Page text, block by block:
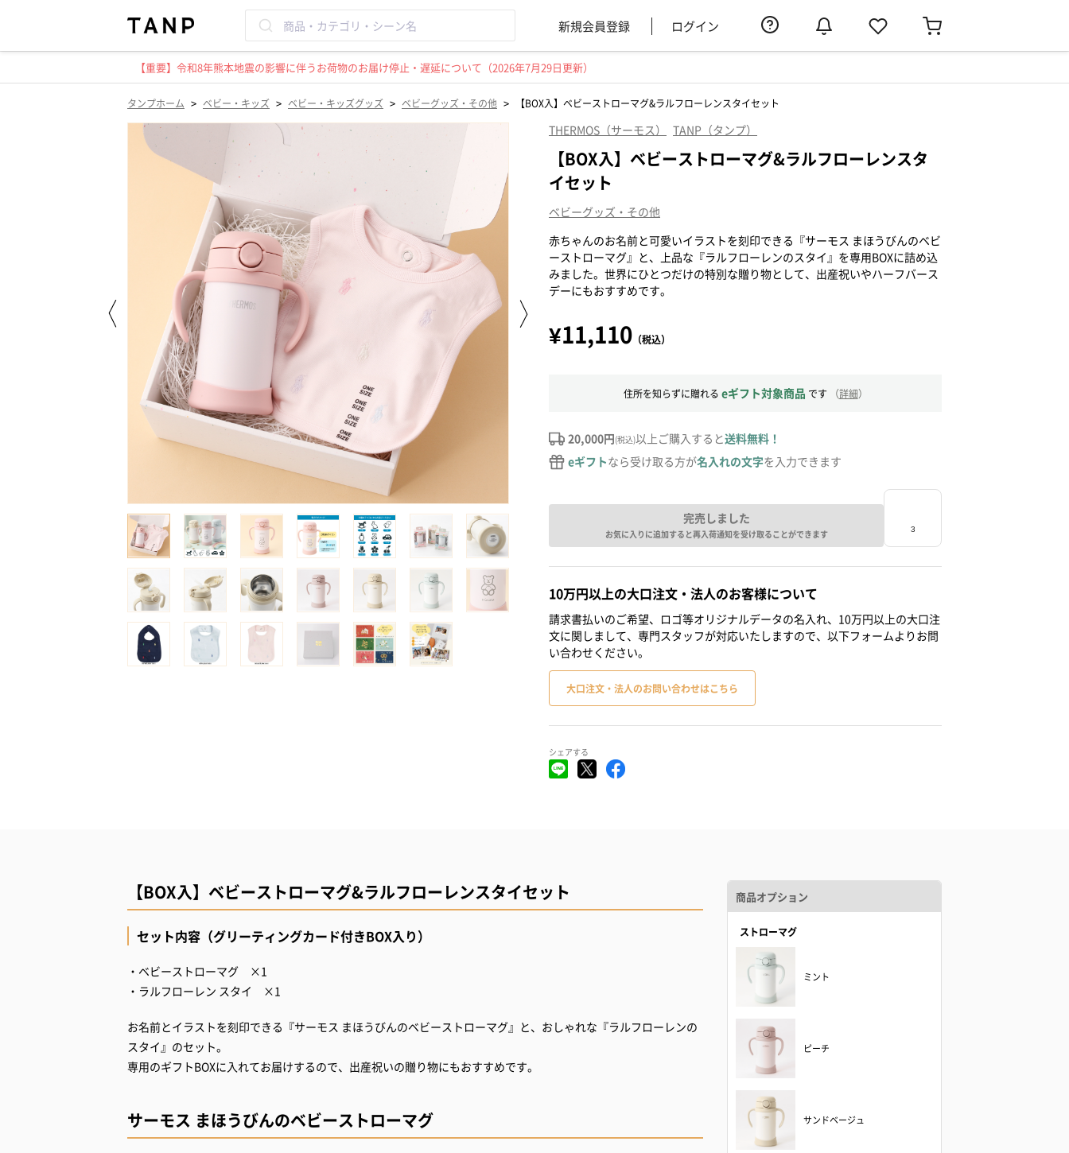
新規会員登録 ログイン
【重要】令和8年熊本地震の影響に伴うお荷物のお届け停止・遅延について（2026年7月29日更新）
タンプホーム > ベビー・キッズ > ベビー・キッズグッズ > ベビーグッズ・その他 > 【BOX入】ベビーストローマグ&ラルフローレンスタイセット
THERMOS（サーモス） TANP（タンプ）
【BOX入】ベビーストローマグ&ラルフローレンスタ
イセット
ベビーグッズ・その他
赤ちゃんのお名前と可愛いイラストを刻印できる『サーモス まほうびんのベビ
ーストローマグ』と、上品な『ラルフローレンのスタイ』を専用BOXに詰め込
みました。世界にひとつだけの特別な贈り物として、出産祝いやハーフバース
デーにもおすすめです。
¥11,110 （税込）
住所を知らずに贈れる eギフト対象商品 です （詳細）
20,000円(税込)以上ご購入すると送料無料！
eギフトなら受け取る方が名入れの文字を入力できます
完売しました
お気に入りに追加すると再入荷通知を受け取ることができます
10万円以上の大口注文・法人のお客様について
請求書払いのご希望、ロゴ等オリジナルデータの名入れ、10万円以上の大口注
文に関しまして、専門スタッフが対応いたしますので、以下フォームよりお問
い合わせください。
大口注文・法人のお問い合わせはこちら
シェアする
【BOX入】ベビーストローマグ&ラルフローレンスタイセット
セット内容（グリーティングカード付きBOX入り）
・ベビーストローマグ ×1
・ラルフローレン スタイ ×1
お名前とイラストを刻印できる『サーモス まほうびんのベビーストローマグ』と、おしゃれな『ラルフローレンの
スタイ』のセット。
専用のギフトBOXに入れてお届けするので、出産祝いの贈り物にもおすすめです。
サーモス まほうびんのベビーストローマグ
商品オプション
ストローマグ
ミント
ピーチ
サンドベージュ